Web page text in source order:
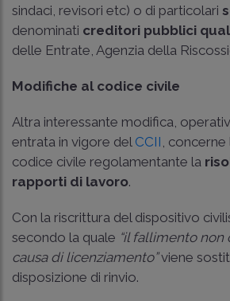
sindaci, revisori etc) o di particolari
denominati creditori pubblici
delle Entrate, Agenzia della
Modifiche al codice civile
Altra interessante modifica,
entrata in vigore del CCII , concerne
codice civile regolamentante la
rapporti di lavoro.
Con la riscrittura del dispositivo
secondo la quale “il fallimento
causa di licenziamento”viene
disposizione di rinvio.